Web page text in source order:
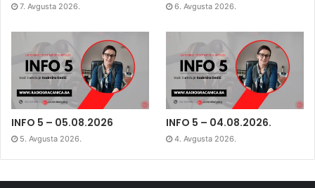
7. Avgusta 2026. 6. Avgusta 2026.
INFO 5 – 05.08.2026
5. Avgusta 2026.
INFO 5 – 04.08.2026.
4. Avgusta 2026.